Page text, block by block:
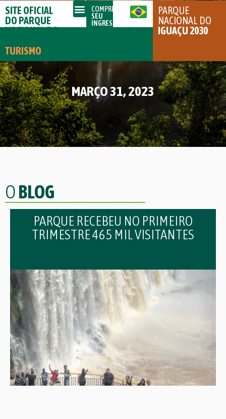
SITE OFICIAL
DO PARQUE
NACIONAL DO
TURISMO
COMPRE
SEU
INGRESSO
PARQUE
NACIONAL DO
IGUAÇU 2030
MARÇO 31, 2023
OBLOG
PARQUE RECEBEU NO PRIMEIRO
TRIMESTRE 465 MIL VISITANTES